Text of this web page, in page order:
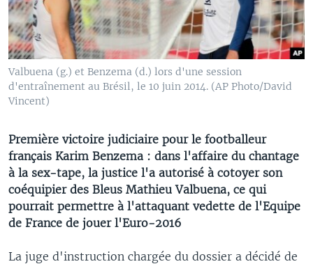
Valbuena (g.) et Benzema (d.) lors d'une session
d'entraînement au Brésil, le 10 juin 2014. (AP Photo/David
Vincent)
Première victoire judiciaire pour le footballeur
français Karim Benzema : dans l'affaire du chantage
à la sex-tape, la justice l'a autorisé à cotoyer son
coéquipier des Bleus Mathieu Valbuena, ce qui
pourrait permettre à l'attaquant vedette de l'Equipe
de France de jouer l'Euro-2016
La juge d'instruction chargée du dossier a décidé de